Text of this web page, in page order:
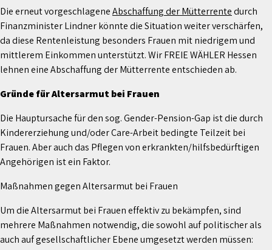
Die erneut vorgeschlageneAbschaffung der Mütterrentedurch
Finanzminister Lindner könnte die Situation weiter verschärfen,
da diese Rentenleistung besonders Frauen mit niedrigem und
mittlerem Einkommen unterstützt. Wir FREIE WÄHLER Hessen
lehnen eine Abschaffung der Mütterrente entschieden ab.
Gründe für Altersarmut bei Frauen
Die Hauptursache für den sog. Gender-Pension-Gap ist die durch
Kindererziehung und/oder Care-Arbeit bedingte Teilzeit bei
Frauen. Aber auch das Pflegen von erkrankten/hilfsbedürftigen
Angehörigen ist ein Faktor.
Maßnahmen gegen Altersarmut bei Frauen
Um die Altersarmut bei Frauen effektiv zu bekämpfen, sind
mehrere Maßnahmen notwendig, die sowohl auf politischer als
auch auf gesellschaftlicher Ebene umgesetzt werden müssen: